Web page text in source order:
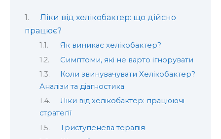
Ліки від хелікобактер: що дійсно
працює?
Як виникає хелікобактер?
Симптоми, які не варто ігнорувати
Коли звинувачувати Хелікобактер?
Аналізи та діагностика
Ліки від хелікобактер: працюючі
стратегії
Триступенева терапія